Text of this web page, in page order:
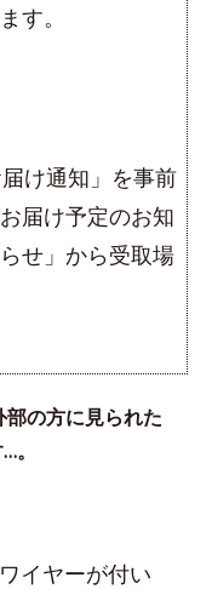
す。
け通知」を事前
届け予定のお知
せ」から受取場
の方に見られた
。
イヤーが付い